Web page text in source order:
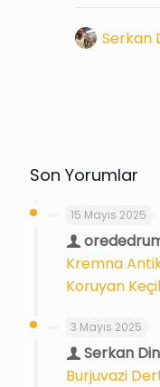
Serkan
Son Yorumlar
15 Mayıs 2025
Kremna
Koruyan
3 Mayıs 2025
Serkan
Burjuvazi